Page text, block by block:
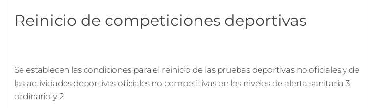
Reinicio de competiciones deportivas
Se establecen las condiciones para el reinicio de las pruebas deportivas no oficiales y de
las actividades deportivas oficiales no competitivas en los niveles de alerta sanitaria 3
ordinario y 2.